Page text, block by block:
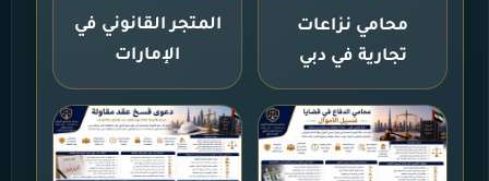
محامي نزاعات
تجارية في دبي
المتجر القانوني في
الإمارات